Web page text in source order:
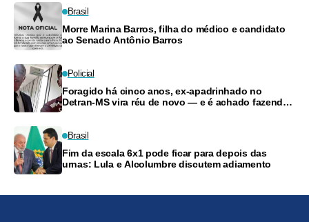
Brasil
Morre Marina Barros, filha do médico e candidato
ao Senado Antônio Barros
Policial
Foragido há cinco anos, ex-apadrinhado no
Detran-MS vira réu de novo — e é achado fazendo
Brasil
Fim da escala 6x1 pode ficar para depois das
urnas: Lula e Alcolumbre discutem adiamento